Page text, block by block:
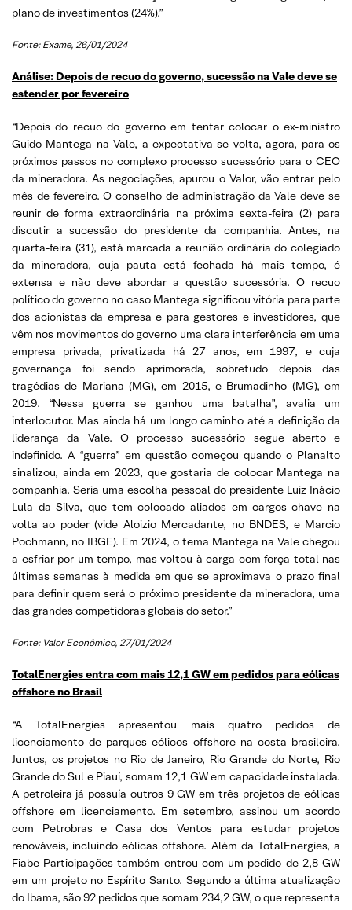
plano de investimentos (24%).”
Fonte: Exame, 26/01/2024
Análise: Depois de recuo do governo, sucessão na Vale deve se
estender por fevereiro
“Depois do recuo do governo em tentar colocar o ex-ministro
Guido Mantega na Vale, a expectativa se volta, agora, para os
próximos passos no complexo processo sucessório para o CEO
da mineradora. As negociações, apurou o Valor, vão entrar pelo
mês de fevereiro. O conselho de administração da Vale deve se
reunir de forma extraordinária na próxima sexta-feira (2) para
discutir a sucessão do presidente da companhia. Antes, na
quarta-feira (31), está marcada a reunião ordinária do colegiado
da mineradora, cuja pauta está fechada há mais tempo, é
extensa e não deve abordar a questão sucessória. O recuo
político do governo no caso Mantega significou vitória para parte
dos acionistas da empresa e para gestores e investidores, que
vêm nos movimentos do governo uma clara interferência em uma
empresa privada, privatizada há 27 anos, em 1997, e cuja
governança foi sendo aprimorada, sobretudo depois das
tragédias de Mariana (MG), em 2015, e Brumadinho (MG), em
2019. “Nessa guerra se ganhou uma batalha”, avalia um
interlocutor. Mas ainda há um longo caminho até a definição da
liderança da Vale. O processo sucessório segue aberto e
indefinido. A “guerra” em questão começou quando o Planalto
sinalizou, ainda em 2023, que gostaria de colocar Mantega na
companhia. Seria uma escolha pessoal do presidente Luiz Inácio
Lula da Silva, que tem colocado aliados em cargos-chave na
volta ao poder (vide Aloizio Mercadante, no BNDES, e Marcio
Pochmann, no IBGE). Em 2024, o tema Mantega na Vale chegou
a esfriar por um tempo, mas voltou à carga com força total nas
últimas semanas à medida em que se aproximava o prazo final
para definir quem será o próximo presidente da mineradora, uma
das grandes competidoras globais do setor.”
Fonte: Valor Econômico, 27/01/2024
TotalEnergies entra com mais 12,1 GW em pedidos para eólicas
offshore no Brasil
“A TotalEnergies apresentou mais quatro pedidos de
licenciamento de parques eólicos offshore na costa brasileira.
Juntos, os projetos no Rio de Janeiro, Rio Grande do Norte, Rio
Grande do Sul e Piauí, somam 12,1 GW em capacidade instalada.
A petroleira já possuía outros 9 GW em três projetos de eólicas
offshore em licenciamento. Em setembro, assinou um acordo
com Petrobras e Casa dos Ventos para estudar projetos
renováveis, incluindo eólicas offshore. Além da TotalEnergies, a
Fiabe Participações também entrou com um pedido de 2,8 GW
em um projeto no Espírito Santo. Segundo a última atualização
do Ibama, são 92 pedidos que somam 234,2 GW, o que representa